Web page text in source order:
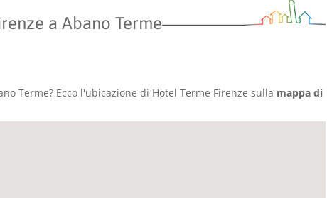
a Abano Terme
Terme? Ecco l'ubicazione di Hotel Terme Firenze sulla mappa di